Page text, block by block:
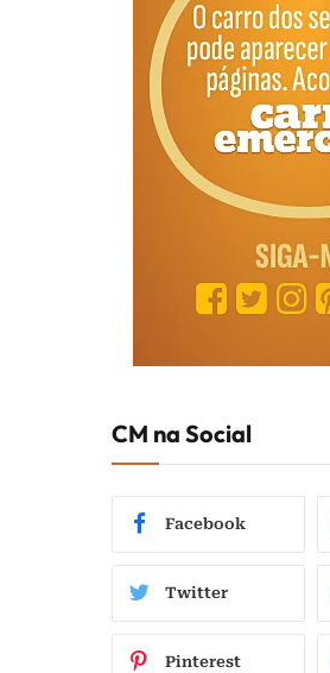
CM na Social
Facebook
Twitter
Pinterest